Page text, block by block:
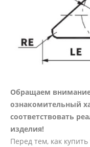
Обращаем
ознакомительный
соответствовать
изделия!
Перед тем, как